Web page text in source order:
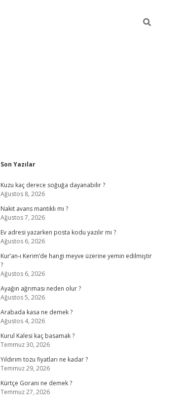
Sidebar
Son Yazılar
Kuzu kaç derece soğuğa dayanabilir ?
Ağustos 8, 2026
Nakit avans mantıklı mı ?
Ağustos 7, 2026
Ev adresi yazarken posta kodu yazılır mı ?
Ağustos 6, 2026
Kur’an-ı Kerim’de hangi meyve üzerine yemin edilmiştir
?
Ağustos 6, 2026
Ayağın ağrıması neden olur ?
Ağustos 5, 2026
Arabada kasa ne demek ?
Ağustos 4, 2026
Kurul Kalesi kaç basamak ?
Temmuz 30, 2026
Yıldırım tozu fiyatları ne kadar ?
Temmuz 29, 2026
Kürtçe Gorani ne demek ?
Temmuz 27, 2026